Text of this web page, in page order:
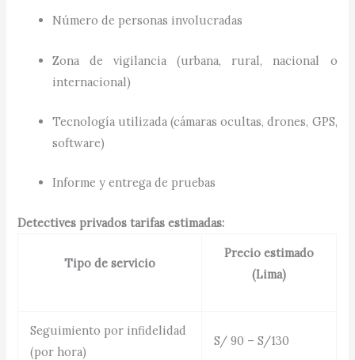
Número de personas involucradas
Zona de vigilancia (urbana, rural, nacional o
internacional)
Tecnología utilizada (cámaras ocultas, drones, GPS,
software)
Informe y entrega de pruebas
Detectives privados tarifas estimadas:
Tipo de servicio
Precio estimado
(Lima)
Seguimiento por infidelidad
(por hora)
S/ 90 – S/130